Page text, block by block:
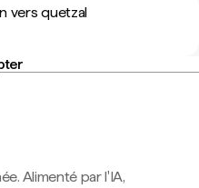
vers quetzal
Alimenté par l'IA,